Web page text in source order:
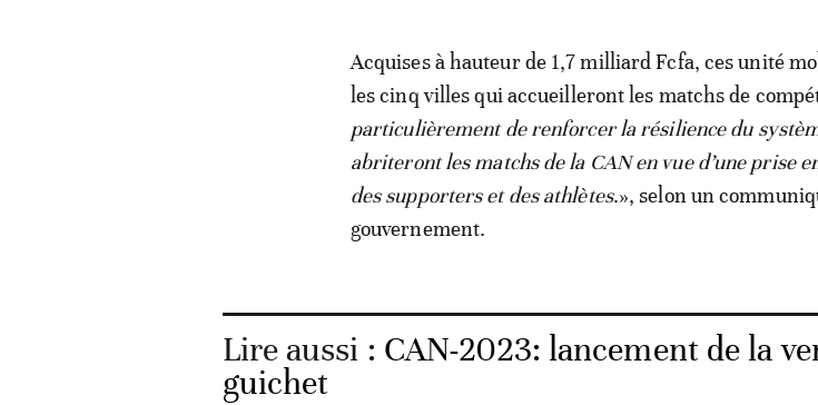
Acquises à hauteur de 1,7 milliard Fcfa, ces unité
les cinq villes qui accueilleront les matchs de
particulièrement de renforcer la résilience du
abriteront les matchs de la CAN en vue d’une prise
des supporters et des athlètes.», selon un
gouvernement.
Lire aussi : CAN-2023: lancement de la
guichet